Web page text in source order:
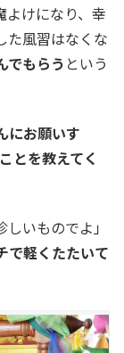
よけになり、幸
た風習はなくな
でもらう という
にお願いす
とを教えてく
いものでよ」
で軽くたたいて